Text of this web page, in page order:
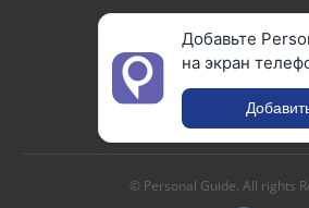
Добавьте
на экран
© Personal Guide. All rights